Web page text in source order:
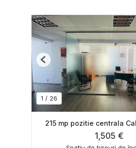
1 / 26
Previous
215 mp pozitie centrala
1,505 €